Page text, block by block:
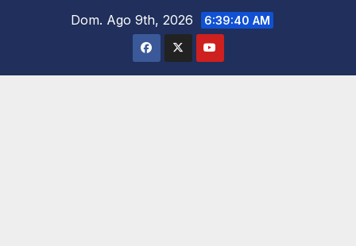
Dom. Ago 9th, 2026 6:39:42 AM